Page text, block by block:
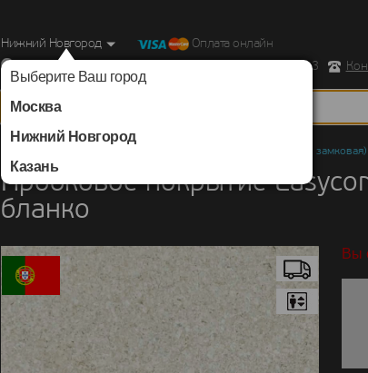
Нижний Новгород
Выберите Ваш город
Москва
Нижний Новгород
Казань
Оплата онлайн
г. Нижний Новгород, Ул. Республиканская д.43 корпус 3
Classic (напольная, замковая)
Пробковое покрытие
бланко
Вы